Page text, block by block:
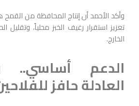
وأكد الأحمد أن إنتاج المحافظة من
تعزيز استقرار رغيف الخبز محلياً، وتقليل
الخارج.
الدعم أساسي..
العادلة حافز